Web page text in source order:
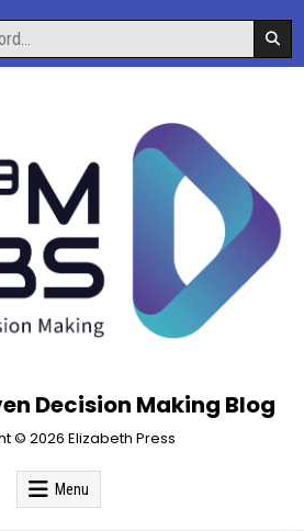
Decision Making Blog
© 2026 Elizabeth Press
Menu